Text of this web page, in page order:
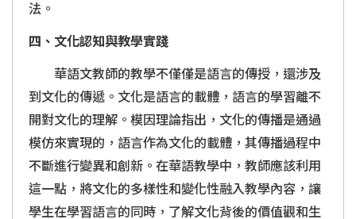
法。
四、文化認知與教學實踐
華語文教師的教學不僅僅是語言的傳授，還涉及
到文化的傳遞。文化是語言的載體，語言的學習離不
開對文化的理解。模因理論指出，文化的傳播是通過
模仿來實現的，語言作為文化的載體，其傳播過程中
不斷進行變異和創新。在華語教學中，教師應該利用
這一點，將文化的多樣性和變化性融入教學內容，讓
學生在學習語言的同時，了解文化背後的價值觀和生